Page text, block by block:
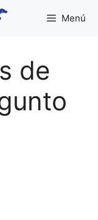
Menú
de